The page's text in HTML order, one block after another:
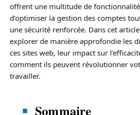
offrent une multitude de
d’optimiser la gestion des comptes
une sécurité renforcée. Dans cet
explorer de manière approfondie les
ces sites web, leur impact sur
comment ils peuvent révolutionner
travailler.
Sommaire